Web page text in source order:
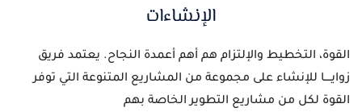
الإنشاءات
القوة، التخطيط والإلتزام هم أهم أعمدة النجاح. يعتمد فريق
زوايــــا للإنشاء على مجموعة من المشاريع المتنوعة التي توفر
القوة لكل من مشاريع التطوير الخاصة بهم